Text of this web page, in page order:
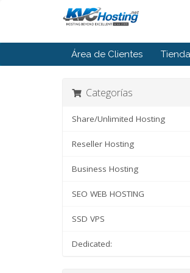
Área de Clientes Tienda
Categorías
Share/Unlimited Hosting
Reseller Hosting
Business Hosting
SEO WEB HOSTING
SSD VPS
Dedicated: